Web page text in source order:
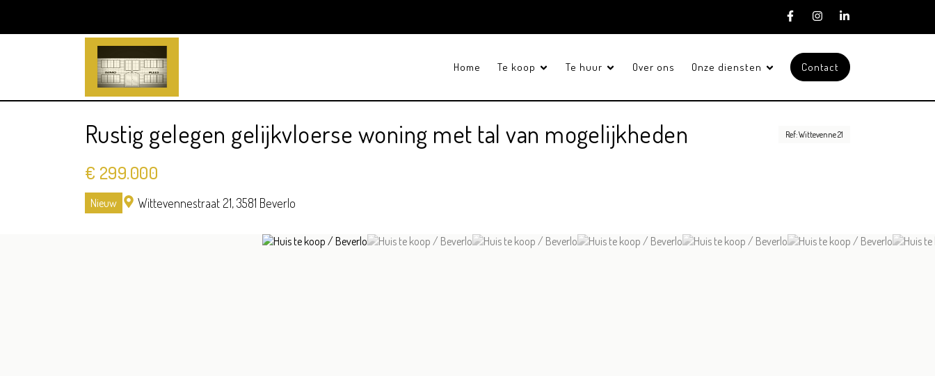
Home Te koop Te huur Over ons Onze diensten Contact
Rustig gelegen gelijkvloerse woning met tal van mogelijkheden
€ 299.000
Nieuw Wittevennestraat 21,3581 Beverlo
Ref: Wittevenne 21